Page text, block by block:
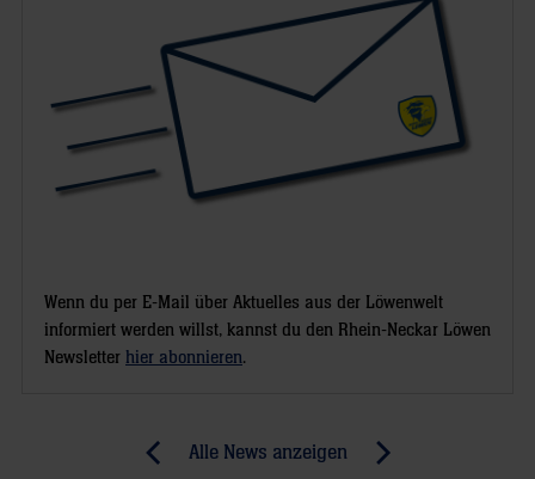
Wenn du per E-Mail über Aktuelles aus der Löwenwelt
informiert werden willst, kannst du den Rhein-Neckar Löwen
Newsletter hier abonnieren.
Alle News anzeigen